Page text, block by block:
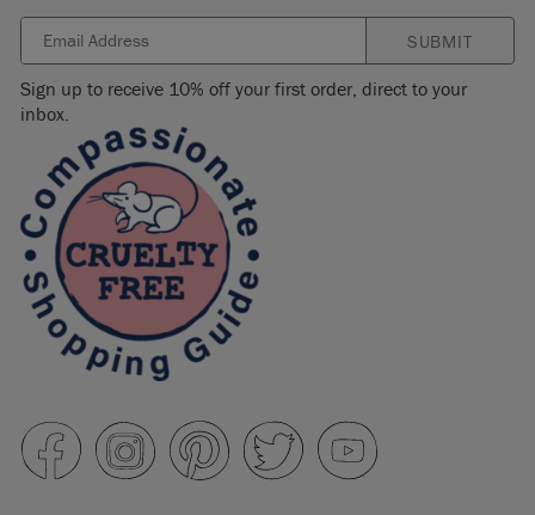
SUBMIT
Sign up to receive 10% off your first order, direct to your
inbox.